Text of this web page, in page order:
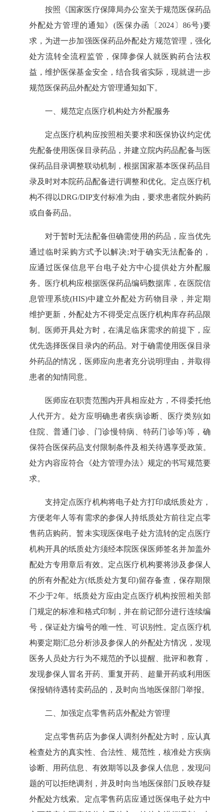
按照《国家医疗保障局办公室关于规范医保药品
外配处方管理的通知》(医保办函〔2024〕86号)要
求，为进一步加强医保药品外配处方规范管理，强化
处方流转全流程监管，保障参保人就医购药合法权
益，维护医保基金安全，结合我省实际，现就进一步
规范医保药品外配处方管理通知如下。
一、规范定点医疗机构处方外配服务
定点医疗机构应按照相关要求和医保协议约定优
先配备使用医保目录药品，并建立院内药品配备与医
保药品目录调整联动机制，根据国家基本医保药品目
录及时对本院药品配备进行调整和优化。定点医疗机
构不得以DRG/DIP支付标准为由，要求患者院外购药
或自备药品。
对于暂时无法配备但确需使用的药品，应当优先
通过临时采购方式予以解决;对于确实无法配备的，
应通过医保信息平台电子处方中心提供处方外配服
务。医疗机构应根据医保药品编码数据库，在医院信
息管理系统(HIS)中建立外配处方药物目录，并定期
维护更新，外配处方不得受定点医疗机构库存药品限
制。医师开具处方时，在满足临床需求的前提下，应
优先选择医保目录内的药品。对于确需使用医保目录
外药品的情况，医师应向患者充分说明理由，并取得
患者的知情同意。
医师应在职责范围内开具相应处方，不得委托他
人代开方。处方应明确患者疾病诊断、医疗类别(如
住院、普通门诊、门诊慢特病、特药门诊等)等，确
保符合医保药品支付限制条件及相关待遇享受政策。
处方内容应符合《处方管理办法》规定的书写规范要
求。
支持定点医疗机构将电子处方打印成纸质处方，
方便老年人等有需求的参保人持纸质处方前往定点零
售药店购药。暂未实现医保电子处方流转的定点医疗
机构开具的纸质处方须经本院医保医师签名并加盖外
配处方专用章后有效。定点医疗机构要将涉及参保人
的所有外配处方(纸质处方复印)留存备查，保存期限
不少于2年。纸质处方应由定点医疗机构按照相关部
门规定的标准和格式印制，并在前记部分进行连续编
号，保证处方编号的唯一性、可识别性。定点医疗机
构要定期汇总分析涉及参保人的外配处方情况，发现
医务人员处方行为不规范的予以提醒、批评和教育，
发现参保人冒名开药、重复开药、超量开药或利用医
保报销待遇转卖药品的，及时向当地医保部门举报。
二、加强定点零售药店外配处方管理
定点零售药店为参保人调剂外配处方时，应认真
检查处方的真实性、合法性、规范性，核准处方疾病
诊断、用药信息、有效期等以及参保人信息，发现问
题的可以拒绝调剂，并及时向当地医保部门反映存疑
外配处方线索。定点零售药店应通过医保电子处方中